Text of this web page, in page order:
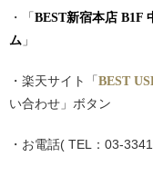
・「BEST新宿本店 B1F
ム 」
・楽天サイト「BEST
い合わせ」ボタン
・お電話( TEL：03-